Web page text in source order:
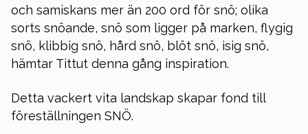
och samiskans mer än 200 ord för snö; olika
sorts snöande, snö som ligger på marken, flygig
snö, klibbig snö, hård snö, blöt snö, isig snö,
hämtar Tittut denna gång inspiration.
Detta vackert vita landskap skapar fond till
föreställningen SNÖ.